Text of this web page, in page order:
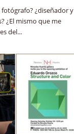
fotógrafo? ¿diseñador y
¿El mismo que me
del...